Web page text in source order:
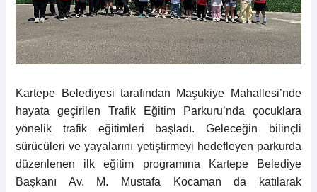
Kartepe Belediyesi tarafından Maşukiye Mahallesi’nde
hayata geçirilen Trafik Eğitim Parkuru’nda çocuklara
yönelik trafik eğitimleri başladı. Geleceğin bilinçli
sürücüleri ve yayalarını yetiştirmeyi hedefleyen parkurda
düzenlenen ilk eğitim programına Kartepe Belediye
Başkanı Av. M. Mustafa Kocaman da katılarak